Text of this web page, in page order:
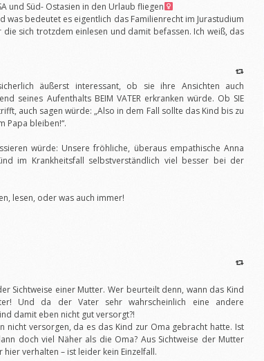
und Süd- Ostasien in den Urlaub fliegen‍
was bedeutet es eigentlich das Familienrecht im Jurastudium
sich trotzdem einlesen und damit befassen. Ich weiß, das
äußerst interessant, ob sie ihre Ansichten auch
seines Aufenthalts BEIM VATER erkranken würde. Ob SIE
auch sagen würde: „Also in dem Fall sollte das Kind bis zu
Papa bleiben!“.
würde: Unsere fröhliche, überaus empathische Anna
im Krankheitsfall selbstverständlich viel besser bei der
lesen, oder was auch immer!
Sichtweise einer Mutter. Wer beurteilt denn, wann das Kind
Und da der Vater sehr wahrscheinlich eine andere
damit eben nicht gut versorgt?!
nicht versorgen, da es das Kind zur Oma gebracht hatte. Ist
doch viel Näher als die Oma? Aus Sichtweise der Mutter
verhalten – ist leider kein Einzelfall.